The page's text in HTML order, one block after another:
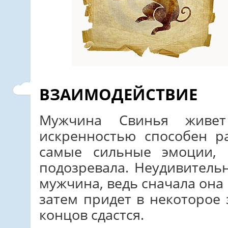
ВЗАИМОДЕЙСТВИЕ
Мужчина Свинья
искренностью способен
самые сильные
подозревала.
мужчина, ведь сначала
затем придет в
концов сдастся.